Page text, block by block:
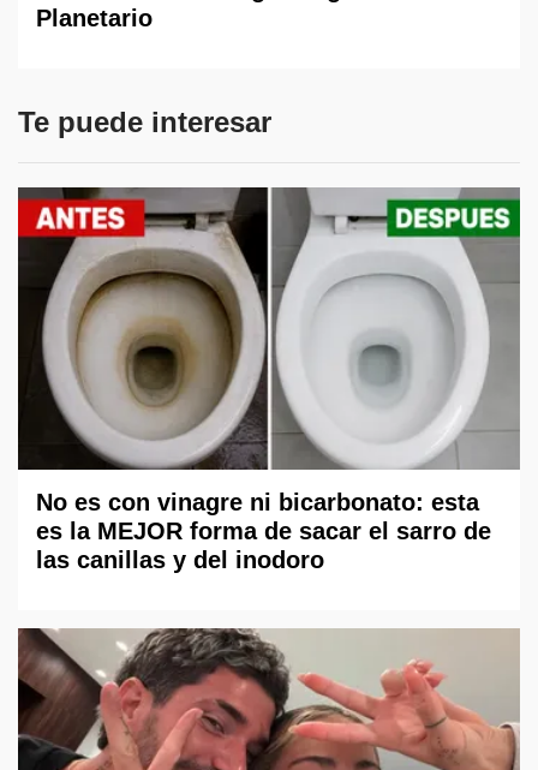
Planetario
Te puede interesar
No es con vinagre ni bicarbonato: esta
es la MEJOR forma de sacar el sarro de
las canillas y del inodoro